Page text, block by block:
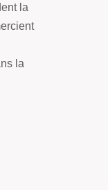
la
la